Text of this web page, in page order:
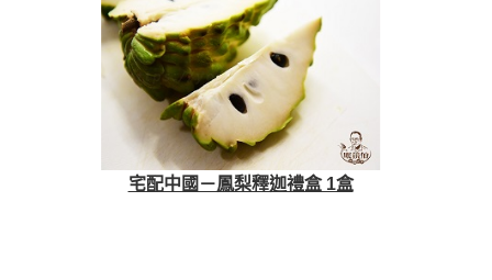
宅配中國－鳳梨釋迦禮盒 1盒